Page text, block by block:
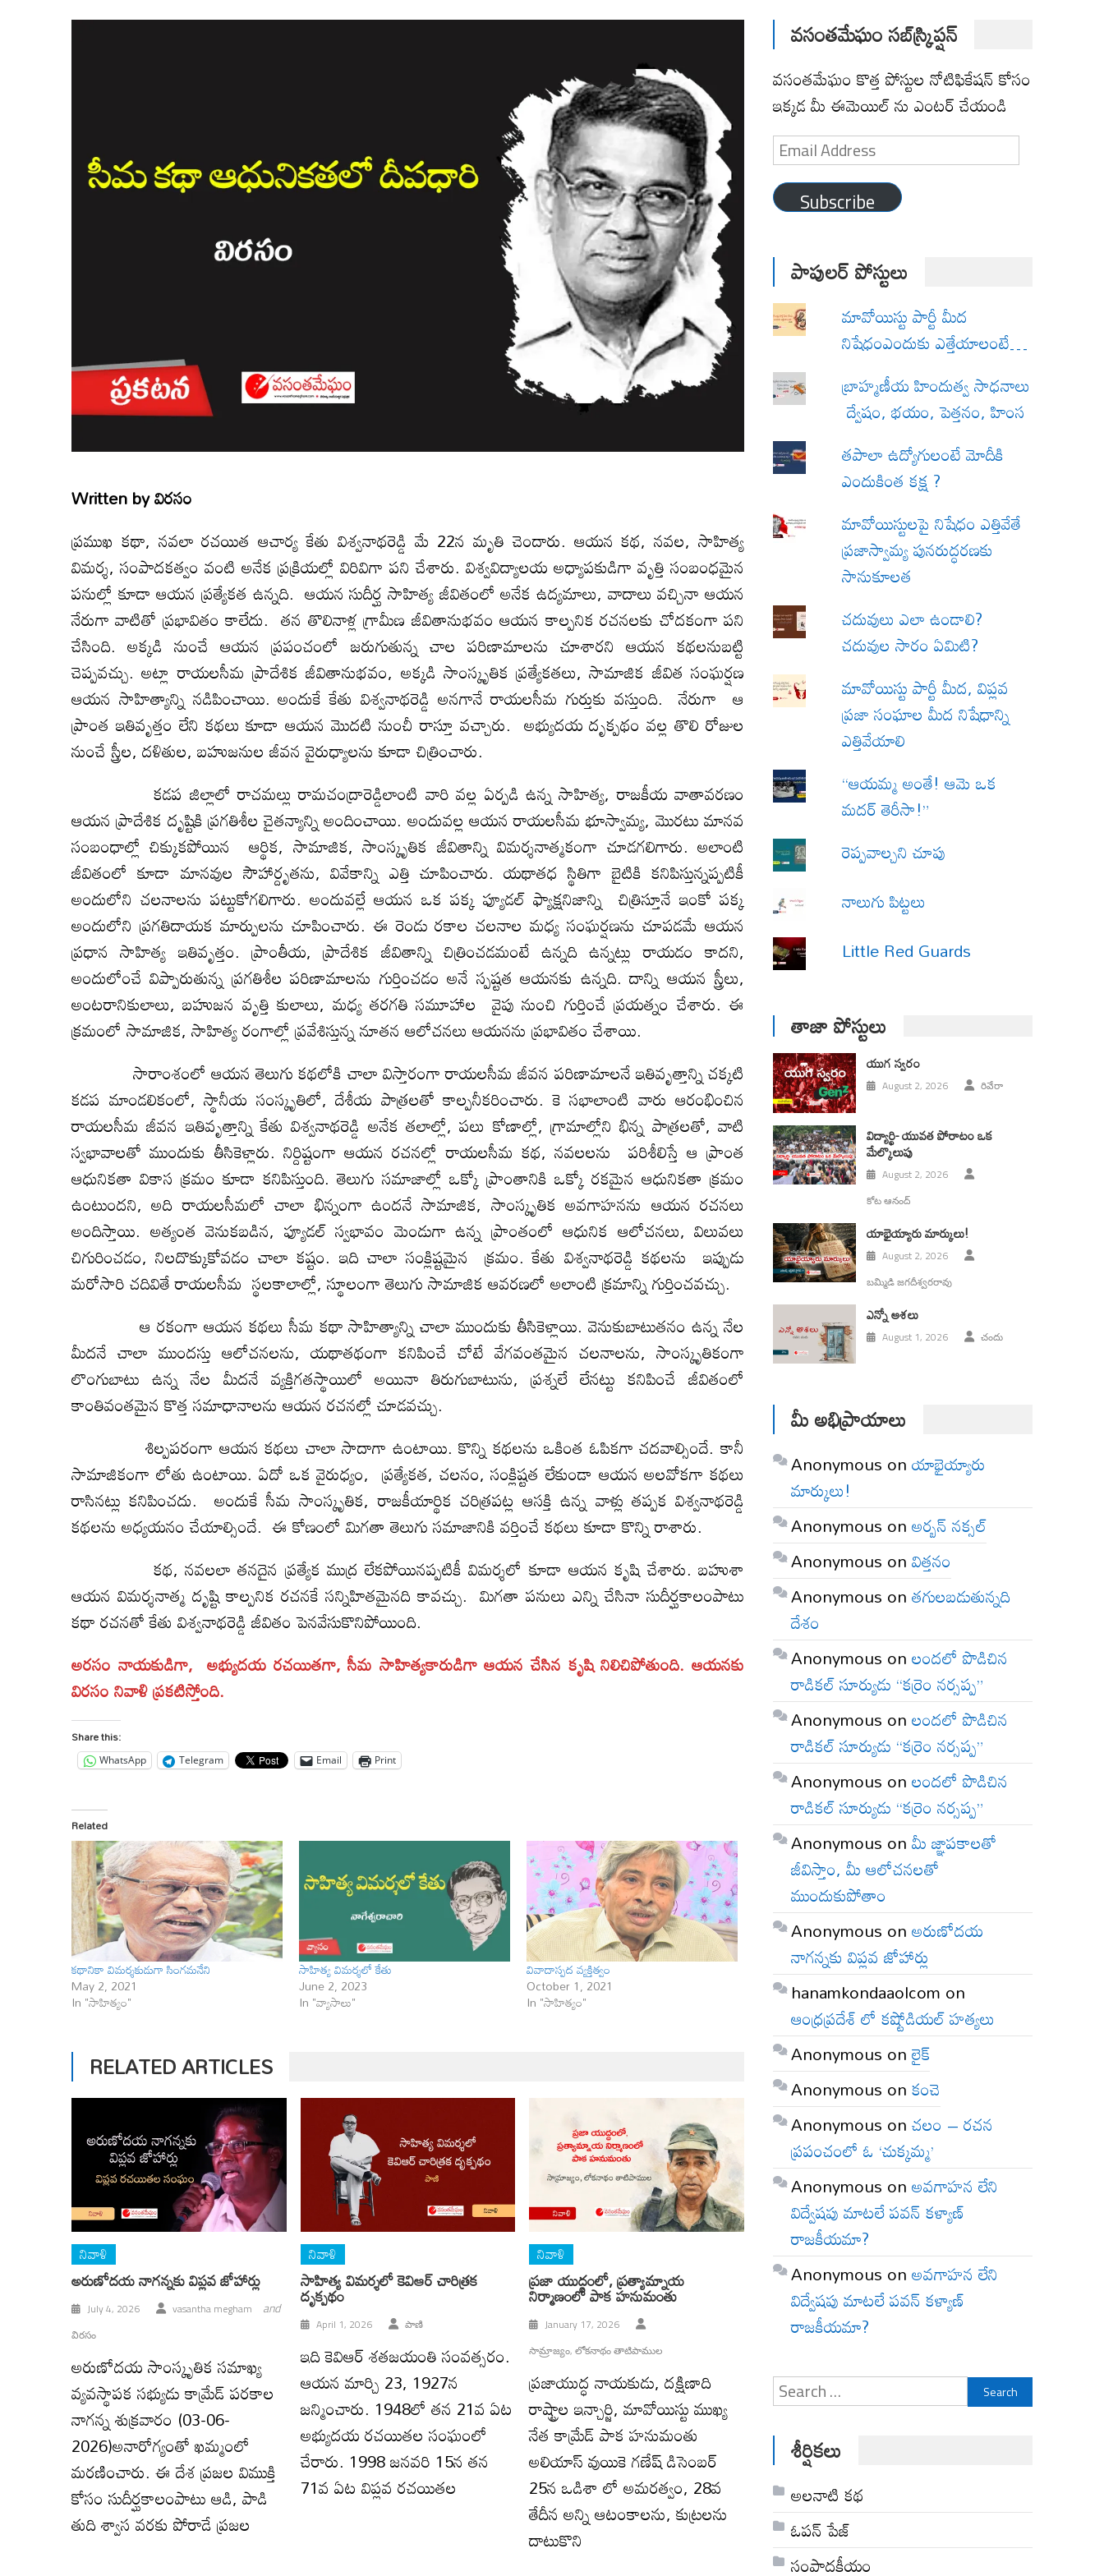
Written byవిరసం
ప్రముఖ కథా, నవలా రచయిత ఆచార్య కేతు విశ్వనాథరెడ్డి మే 22న మృతి చెందారు. ఆయన కథ, నవల, సాహిత్య
విమర్శ, సంపాదకత్వం వంటి అనేక ప్రక్రియల్లో విరివిగా పని చేశారు. విశ్వవిద్యాలయ అధ్యాపకుడిగా వృత్తి సంబంధమైన
పనుల్లో కూడా ఆయన ప్రత్యేకత ఉన్నది. ఆయన సుదీర్ఘ సాహిత్య జీవితంలో అనేక ఉద్యమాలు, వాదాలు వచ్చినా ఆయన
నేరుగా వాటితో ప్రభావితం కాలేదు. తన తొలినాళ్ల గ్రామీణ జీవితానుభవం ఆయన కాల్పనిక రచనలకు చోదకంగా పని
చేసింది. అక్కడి నుంచే ఆయన ప్రపంచంలో జరుగుతున్న చాల పరిణామాలను చూశారని ఆయన కథలనుబట్టి
చెప్పవచ్చు. అట్లా రాయలసీమ ప్రాదేశిక జీవితానుభవం, అక్కడి సాంస్కృతిక ప్రత్యేకతలు, సామాజిక జీవిత సంఘర్షణ
ఆయన సాహిత్యాన్ని నడిపించాయి. అందుకే కేతు విశ్వనాథరెడ్డి అనగానే రాయలసీమ గుర్తుకు వస్తుంది. నేరుగా ఆ
ప్రాంత ఇతివృత్తం లేని కథలు కూడా ఆయన మొదటి నుంచీ రాస్తూ వచ్చారు. అభ్యుదయ దృక్పథం వల్ల తొలి రోజుల
నుంచే స్త్రీల, దళితుల, బహుజనుల జీవన వైరుధ్యాలను కూడా చిత్రించారు.
కడప జిల్లాలో రాచమల్లు రామచంద్రారెడ్డిలాంటి వారి వల్ల ఏర్పడి ఉన్న సాహిత్య, రాజకీయ వాతావరణం
ఆయన ప్రాదేశిక దృష్టికి ప్రగతిశీల చైతన్యాన్ని అందించాయి. అందువల్ల ఆయన రాయలసీమ భూస్వామ్య, మొరటు మానవ
సంబంధాల్లో చిక్కుకపోయిన ఆర్థిక, సామాజిక, సాంస్కృతిక జీవితాన్ని విమర్శనాత్మకంగా చూడగలిగారు. అలాంటి
జీవితంలో కూడా మానవుల సౌహార్దృతను, వివేకాన్ని ఎత్తి చూపించారు. యథాతధ స్థితిగా బైటికి కనిపిస్తున్నప్పటికీ
అందులోని చలనాలను పట్టుకోగలిగారు. అందువల్లే ఆయన ఒక పక్క ఫ్యూడల్‌ ఫ్యాక్షనిజాన్ని చిత్రిస్తూనే ఇంకో పక్క
అందులోని ప్రగతిదాయక మార్పులను చూపించారు. ఈ రెండు రకాల చలనాల మధ్య సంఘర్షణను చూపడమే ఆయన
ప్రధాన సాహిత్య ఇతివృత్తం. ప్రాంతీయ, ప్రాదేశిక జీవితాన్ని చిత్రించడమంటే ఉన్నది ఉన్నట్లు రాయడం కాదని,
అందులోంచే విప్పారుతున్న ప్రగతిశీల పరిణామాలను గుర్తించడం అనే స్పష్టత ఆయనకు ఉన్నది. దాన్ని ఆయన స్త్రీలు,
అంటరానికులాలు, బహుజన వృత్తి కులాలు, మధ్య తరగతి సమూహాల వైపు నుంచి గుర్తించే ప్రయత్నం చేశారు. ఈ
క్రమంలో సామాజిక, సాహిత్య రంగాల్లో ప్రవేశిస్తున్న నూతన ఆలోచనలు ఆయనను ప్రభావితం చేశాయి.
సారాంశంలో ఆయన తెలుగు కథలోకి చాలా విస్తారంగా రాయలసీమ జీవన పరిణామాలనే ఇతివృత్తాన్ని చక్కటి
కడప మాండలికంలో, స్థానీయ సంస్కృతిలో, దేశీయ పాత్రలతో కాల్పనీకరించారు. కె సభాలాంటి వారు ఆరంభించిన
రాయలసీమ జీవన ఇతివృత్తాన్ని కేతు విశ్వనాథరెడ్డి అనేక తలాల్లో, పలు కోణాల్లో, గ్రామాల్లోని భిన్న పాత్రలతో, వాటి
స్వభావాలతో ముందుకు తీసికెళ్లారు. నిర్దిష్టంగా ఆయన రచనల్లో రాయలసీమ కథ, నవలలను పరిశీలిస్తే ఆ ప్రాంత
ఆధునికతా వికాస క్రమం కూడా కనిపిస్తుంది. తెలుగు సమాజాల్లో ఒక్కో ప్రాంతానికి ఒక్కో రకమైన ఆధునికతా క్రమం
ఉంటుందని, అది రాయలసీమలో చాలా భిన్నంగా ఉందనే సామాజిక, సాంస్కృతిక అవగాహనను ఆయన రచనలు
అందిస్తాయి. అత్యంత వెనుకబడిన, ఫ్యూడల్‌ స్వభావం మెండుగా ఉన్న ప్రాంతంలో ఆధునిక ఆలోచనలు, విలువలు
చిగురించడం, నిలదొక్కుకోవడం చాలా కష్టం. ఇది చాలా సంక్లిష్టమైన క్రమం. కేతు విశ్వనాథరెడ్డి కథలను ఇప్పుడు
మరోసారి చదివితే రాయలసీమ స్థలకాలాల్లో, స్థూలంగా తెలుగు సామాజిక ఆవరణలో అలాంటి క్రమాన్ని గుర్తించవచ్చు.
ఆ రకంగా ఆయన కథలు సీమ కథా సాహిత్యాన్ని చాలా ముందుకు తీసికెళ్లాయి. వెనుకుబాటుతనం ఉన్న నేల
మీదనే చాలా ముందస్తు ఆలోచనలను, యథాతథంగా కనిపించే చోటే వేగవంతమైన చలనాలను, సాంస్కృతికంగా
లొంగుబాటు ఉన్న నేల మీదనే వ్యక్తిగతస్థాయిలో అయినా తిరుగుబాటును, ప్రశ్నలే లేనట్టు కనిపించే జీవితంలో
కాంతివంతమైన కొత్త సమాధానాలను ఆయన రచనల్లో చూడవచ్చు.
శిల్పపరంగా ఆయన కథలు చాలా సాదాగా ఉంటాయి. కొన్ని కథలను ఒకింత ఓపికగా చదవాల్సిందే. కానీ
సామాజికంగా లోతు ఉంటాయి. ఏదో ఒక వైరుధ్యం, ప్రత్యేకత, చలనం, సంక్లిష్టత లేకుండా ఆయన అలవోకగా కథలు
రాసినట్లు కనిపించదు. అందుకే సీమ సాంస్కృతిక, రాజకీయార్థిక చరిత్రపట్ల ఆసక్తి ఉన్న వాళ్లు తప్పక విశ్వనాథరెడ్డి
కథలను అధ్యయనం చేయాల్సిందే. ఈ కోణంలో మిగతా తెలుగు సమాజానికి వర్తించే కథలు కూడా కొన్ని రాశారు.
కథ, నవలలా తనదైన ప్రత్యేక ముద్ర లేకపోయినప్పటికీ విమర్శలో కూడా ఆయన కృషి చేశారు. బహుశా
ఆయన విమర్శనాత్మ దృష్టి కాల్పనిక రచనకే సన్నిహితమైనది కావచ్చు. మిగతా పనులు ఎన్ని చేసినా సుదీర్ఘకాలంపాటు
కథా రచనతో కేతు విశ్వనాథరెడ్డి జీవితం పెనవేసుకొనిపోయింది.
అరసం నాయకుడిగా, అభ్యుదయ రచయితగా, సీమ సాహిత్యకారుడిగా ఆయన చేసిన కృషి నిలిచిపోతుంది. ఆయనకు
విరసం నివాళి ప్రకటిస్తోంది.
Share this:
WhatsApp Telegram Email Print
Related
కథానికా విమర్శకుడుగా సింగమనేని
May 2, 2021
In "సాహిత్యం"
సాహిత్య విమర్శలో కేతు
June 2, 2023
In "వ్యాసాలు"
వివాదాస్పద వ్యక్తిత్వం
October 1, 2021
In "సాహిత్యం"
RELATED ARTICLES
నివాళి
అరుణోదయ నాగన్నకు విప్లవ జోహార్లు
July 4, 2026 vasantha megham and
విరసం
అరుణోదయ సాంస్కృతిక సమాఖ్య
వ్యవస్థాపక సభ్యుడు కామ్రేడ్ పరకాల
నాగన్న శుక్ర‌వారం (03-06-
2026)అనారోగ్యంతో ఖమ్మంలో
మ‌ర‌ణించారు. ఈ దేశ ప్ర‌జ‌ల విముక్తి
కోసం సుదీర్ఘ‌కాలంపాటు ఆడి, పాడి
తుది శ్వాస వ‌ర‌కు పోరాడే ప్ర‌జ‌ల
నివాళి
సాహిత్య విమర్శలో కెవిఆర్ చారిత్రక
దృక్పథం
April 1, 2026 పాణి
ఇది కెవిఆర్ శతజయంతి సంవత్సరం.
ఆయ‌న మార్చి 23, 1927న
జన్మించారు. 1948లో తన 21వ ఏట
అభ్యుదయ రచయితల సంఘంలో
చేరారు. 1998 జనవరి 15న తన
71వ ఏట విప్లవ రచయితల
నివాళి
ప్ర‌జా యుద్ధంలో, ప్ర‌త్యామ్నాయ
నిర్మాణంలో పాక హ‌నుమంతు
January 17, 2026
సామ్రాజ్యం, లోకనాథం తాటిపాముల
ప్రజాయుద్ధ నాయకుడు, దక్షిణాది
రాష్ట్రాల ఇన్చార్జి, మావోయిస్టు ముఖ్య
నేత కామ్రేడ్ పాక హనుమంతు
అలియాస్ వుయికె గణేష్ డిసెంబర్
25న ఒడిశా లో అమరత్వం, 28వ
తేదీన అన్ని ఆటంకాలను, కుట్రలను
దాటుకొని
వసంతమేఘం సబ్‌స్క్రిప్షన్
వసంతమేఘం కొత్త పోస్టుల నోటిఫికేషన్ కోసం
ఇక్కడ మీ ఈమెయిల్ ను ఎంటర్ చేయండి
Email
Address
Subscribe
పాపులర్ పోస్టులు
మావోయిస్టు పార్టీ మీద
నిషేధంఎందుకు ఎత్తేయాలంటే…
బ్రాహ్మణీయ హిందుత్వ సాధనాలు
ద్వేషం, భయం, పెత్తనం, హింస
త‌పాలా ఉద్యోగులంటే మోదీకి
ఎందుకింత కక్ష ?
మావోయిస్టులపై నిషేధం ఎత్తివేతే
ప్రజాస్వామ్య పునరుద్ధరణకు
సానుకూలత
చదువులు ఎలా ఉండాలి?
చదువుల సారం ఏమిటి?
మావోయిస్టు పార్టీ మీద, విప్లవ
ప్రజా సంఘాల మీద నిషేధాన్ని
ఎత్తివేయాలి
“ఆయమ్మ అంతే! ఆమె ఒక
మదర్ తెరీసా!”
రెప్పవాల్చని చూపు
నాలుగు పిట్టలు
Little Red Guards
తాజా పోస్టులు
యుగ స్వ‌రం
August 2, 2026 రివేరా
విద్యార్థి- యువత పోరాటం ఒక
మేల్కొలుపు
August 2, 2026
కోట ఆనంద్
యాభైయ్యారు మార్కులు!
August 2, 2026
బమ్మిడి జగదీశ్వరరావు
ఎన్నో ఆశలు
August 1, 2026 చందు
మీ అభిప్రాయాలు
Anonymous onయాభైయ్యారు
మార్కులు!
Anonymous onఅర్బన్ నక్సల్
Anonymous onవిత్తనం
Anonymous onతగులబడుతున్నది
దేశం
Anonymous onలందలో పొడిచిన
రాడికల్ సూర్యుడు “కర్రెం నర్సప్ప”
Anonymous onలందలో పొడిచిన
రాడికల్ సూర్యుడు “కర్రెం నర్సప్ప”
Anonymous onలందలో పొడిచిన
రాడికల్ సూర్యుడు “కర్రెం నర్సప్ప”
Anonymous onమీ జ్ఞాపకాలతో
జీవిస్తాం, మీ ఆలోచనలతో
ముందుకుపోతాం
Anonymous onఅరుణోదయ
నాగన్నకు విప్లవ జోహార్లు
hanamkondaaolcom on
ఆంధ్రప్రదేశ్ లో కష్టోడియల్ హత్యలు
Anonymous onలైక్
Anonymous onకంచె
Anonymous onచలం – రచన
ప్రపంచంలో ఓ ‘చుక్కమ్మ’
Anonymous onఅవగాహన లేని
విద్వేషపు మాటలే పవన్ కళ్యాణ్
రాజకీయమా?
Anonymous onఅవగాహన లేని
విద్వేషపు మాటలే పవన్ కళ్యాణ్
రాజకీయమా?
Search
for:
శీర్షికలు
అల‌నాటి క‌థ‌
ఓపన్ పేజ్
సంపాదకీయం